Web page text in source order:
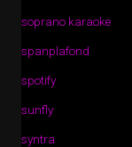
soprano karaoke
spanplafond
spotify
sunfly
syntra